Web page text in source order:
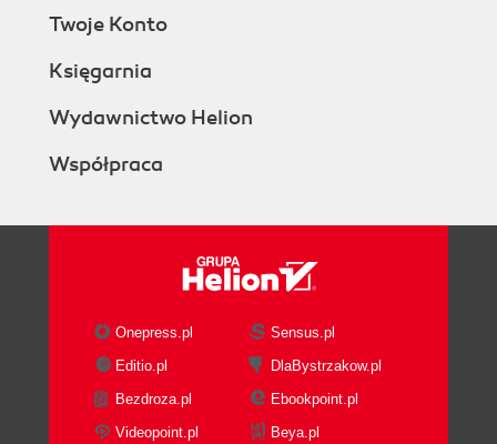
Twoje Konto
Księgarnia
Wydawnictwo Helion
Współpraca
Onepress.pl
Sensus.pl
Editio.pl
DlaBystrzakow.pl
Bezdroza.pl
Ebookpoint.pl
Videopoint.pl
Beya.pl